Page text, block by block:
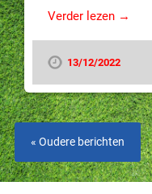
Verder lezen →
13/12/2022
« Oudere berichten